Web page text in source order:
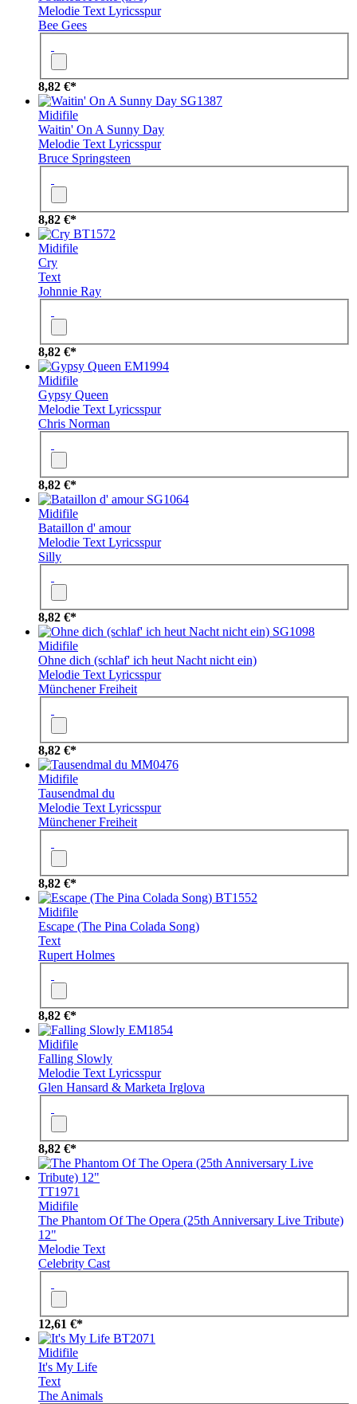
Melodie Text Lyricsspur
Bee Gees
8,82 €*
SG1387
Midifile
Waitin' On A Sunny Day
Melodie Text Lyricsspur
Bruce Springsteen
8,82 €*
BT1572
Midifile
Cry
Text
Johnnie Ray
8,82 €*
EM1994
Midifile
Gypsy Queen
Melodie Text Lyricsspur
Chris Norman
8,82 €*
SG1064
Midifile
Bataillon d' amour
Melodie Text Lyricsspur
Silly
8,82 €*
SG1098
Midifile
Ohne dich (schlaf' ich heut Nacht nicht ein)
Melodie Text Lyricsspur
Münchener Freiheit
8,82 €*
MM0476
Midifile
Tausendmal du
Melodie Text Lyricsspur
Münchener Freiheit
8,82 €*
BT1552
Midifile
Escape (The Pina Colada Song)
Text
Rupert Holmes
8,82 €*
EM1854
Midifile
Falling Slowly
Melodie Text Lyricsspur
Glen Hansard & Marketa Irglova
8,82 €*
TT1971
Midifile
The Phantom Of The Opera (25th Anniversary Live Tribute)
12"
Melodie Text
Celebrity Cast
12,61 €*
BT2071
Midifile
It's My Life
Text
The Animals